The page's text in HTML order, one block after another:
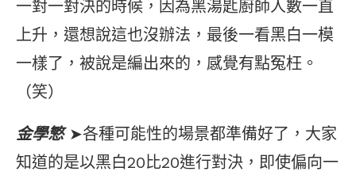
一對一對決的時候，因為黑湯匙廚師人數一直
上升，還想說這也沒辦法，最後一看黑白一模
一樣了，被說是編出來的，感覺有點冤枉。
（笑）
金學慜➤各種可能性的場景都準備好了，大家
知道的是以黑白20比20進行對決，即使偏向一